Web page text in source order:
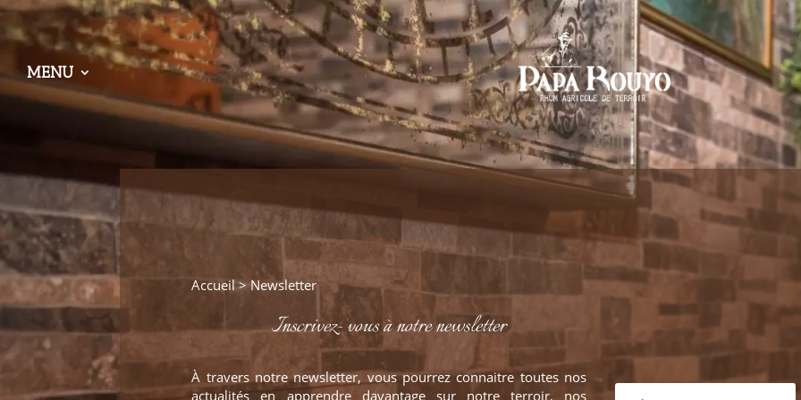
MENU
Accueil> Newsletter
Inscrivez- vous à notre newsletter
À travers notre newsletter, vous pourrez connaitre toutes nos
actualités en apprendre davantage sur notre terroir, nos